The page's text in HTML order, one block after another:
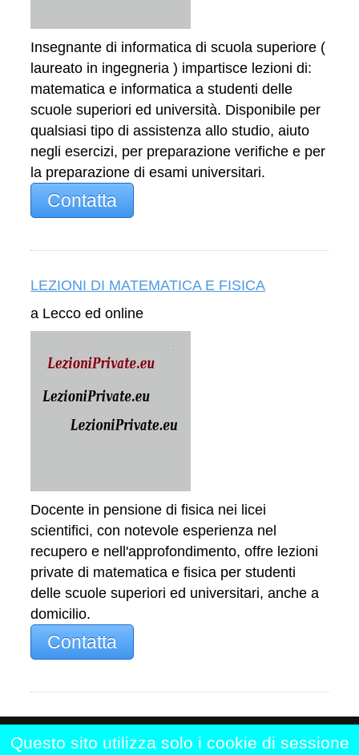
Insegnante di informatica di scuola superiore (
laureato in ingegneria ) impartisce lezioni di:
matematica e informatica a studenti delle
scuole superiori ed università. Disponibile per
qualsiasi tipo di assistenza allo studio, aiuto
negli esercizi, per preparazione verifiche e per
la preparazione di esami universitari.
Contatta
LEZIONI DI MATEMATICA E FISICA
a Lecco ed online
Docente in pensione di fisica nei licei
scientifici, con notevole esperienza nel
recupero e nell'approfondimento, offre lezioni
private di matematica e fisica per studenti
delle scuole superiori ed universitari, anche a
domicilio.
Contatta
Home | Chi siamo| Contattaci |
Questo sito utilizza solo i cookie di sessione